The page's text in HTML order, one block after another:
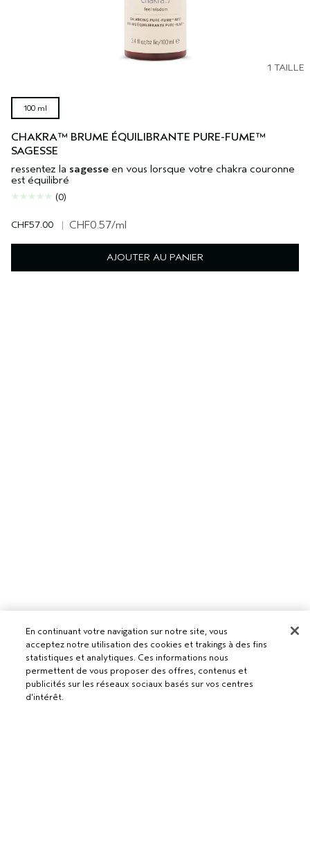
1 TAILLE
100 ml
CHAKRA™ BRUME ÉQUILIBRANTE PURE-FUME™
SAGESSE
ressentez la sagesse en vous lorsque votre chakra couronne
est équilibré
(0)
CHF57.00 | CHF0.57/ml
AJOUTER AU PANIER
Pour les professionnels
DEVENIR UN SALON AVEDA
Besoin d’aide ?
RETOURS ET ÉCHANGES
En continuant votre navigation sur notre site, vous
acceptez notre utilisation des cookies et trakings à des fins
statistiques et analytiques. Ces informations nous
permettent de vous proposer des offres, contenus et
publicités sur les réseaux sociaux basés sur vos centres
d'intérêt.